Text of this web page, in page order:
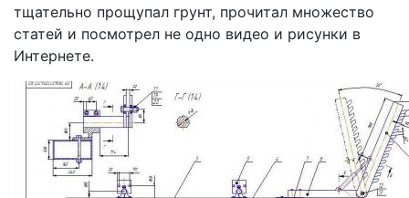
тщательно прощупал грунт, прочитал множество
статей и посмотрел не одно видео и рисунки в
Интернете.